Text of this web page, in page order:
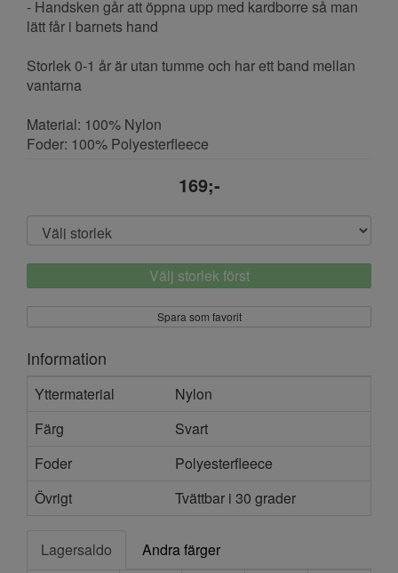
- Handsken går att öppna upp med kardborre så man
lätt får i barnets hand
Storlek 0-1 år är utan tumme och har ett band mellan
vantarna
Material: 100% Nylon
Foder: 100% Polyesterfleece
169;-
Välj storlek först
Spara som favorit
Information
Yttermaterial
Nylon
Färg
Svart
Foder
Polyesterfleece
Övrigt
Tvättbar i 30 grader
Lagersaldo
Andra färger